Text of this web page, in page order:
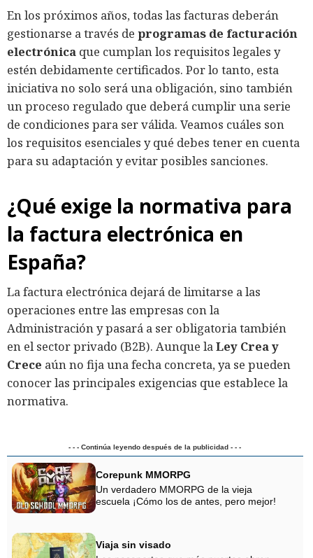
En los próximos años, todas las facturas deberán
gestionarse a través de programas de facturación
electrónica que cumplan los requisitos legales y
estén debidamente certificados. Por lo tanto, esta
iniciativa no solo será una obligación, sino también
un proceso regulado que deberá cumplir una serie
de condiciones para ser válida. Veamos cuáles son
los requisitos esenciales y qué debes tener en cuenta
para su adaptación y evitar posibles sanciones.
¿Qué exige la normativa para
la factura electrónica en
España?
La factura electrónica dejará de limitarse a las
operaciones entre las empresas con la
Administración y pasará a ser obligatoria también
en el sector privado (B2B). Aunque laLey Crea y
Crece aún no fija una fecha concreta, ya se pueden
conocer las principales exigencias que establece la
normativa.
- - - Continúa leyendo después de la publicidad - - -
Corepunk MMORPG
Un verdadero MMORPG de la vieja
escuela ¡Cómo los de antes, pero mejor!
Viaja sin visado